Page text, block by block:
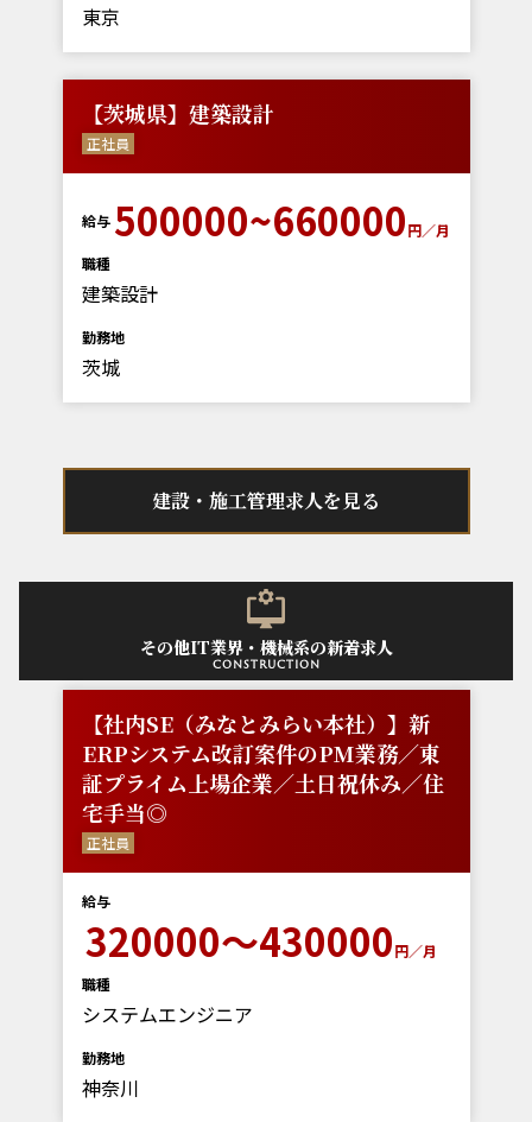
東京
【茨城県】建築設計
正社員
給与 500000~660000円／月
職種
建築設計
勤務地
茨城
建設・施工管理求人を見る
その他IT業界・機械系の新着求人
construction
【社内SE（みなとみらい本社）】新
ERPシステム改訂案件のPM業務／東
証プライム上場企業／土日祝休み／住
宅手当◎
正社員
給与
320000～430000円／月
職種
システムエンジニア
勤務地
神奈川